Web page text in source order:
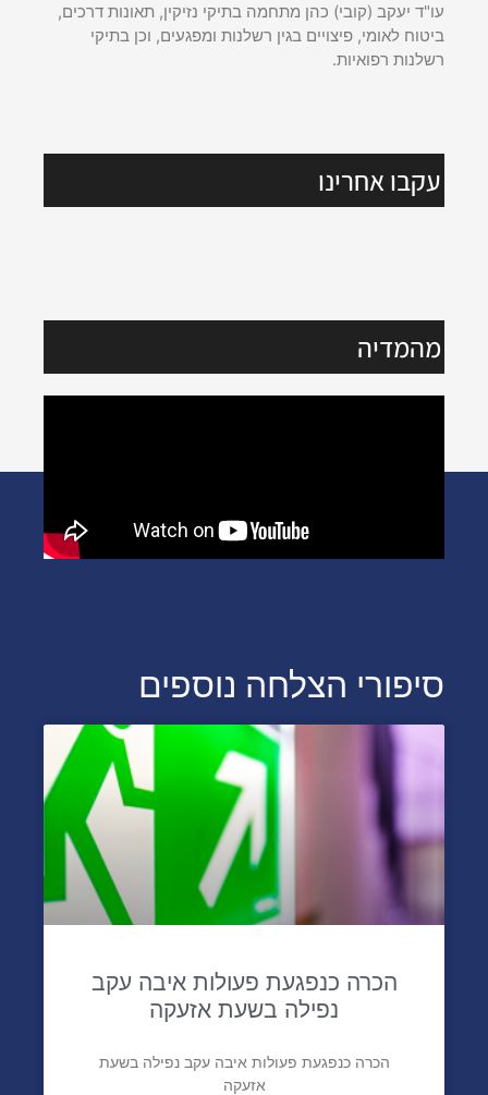
עו"ד יעקב (קובי) כהן מתחמה בתיקי נזיקין, תאונות דרכים,
ביטוח לאומי, פיצויים בגין רשלנות ומפגעים, וכן בתיקי
רשלנות רפואיות.
עקבו אחרינו
מהמדיה
סיפורי הצלחה נוספים
הכרה כנפגעת פעולות איבה עקב
נפילה בשעת אזעקה
הכרה כנפגעת פעולות איבה עקב נפילה בשעת
אזעקה